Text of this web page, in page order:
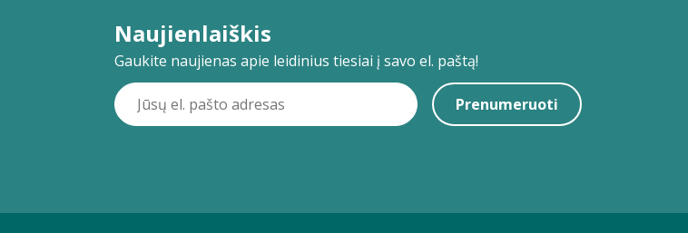
Naujienlaiškis
Gaukite naujienas apie leidinius tiesiai į savo el. paštą!
Prenumeruoti